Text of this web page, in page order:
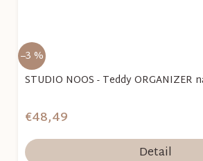
–3 %
STUDIO NOOS - Teddy ORGANIZER
€48,49
Detail